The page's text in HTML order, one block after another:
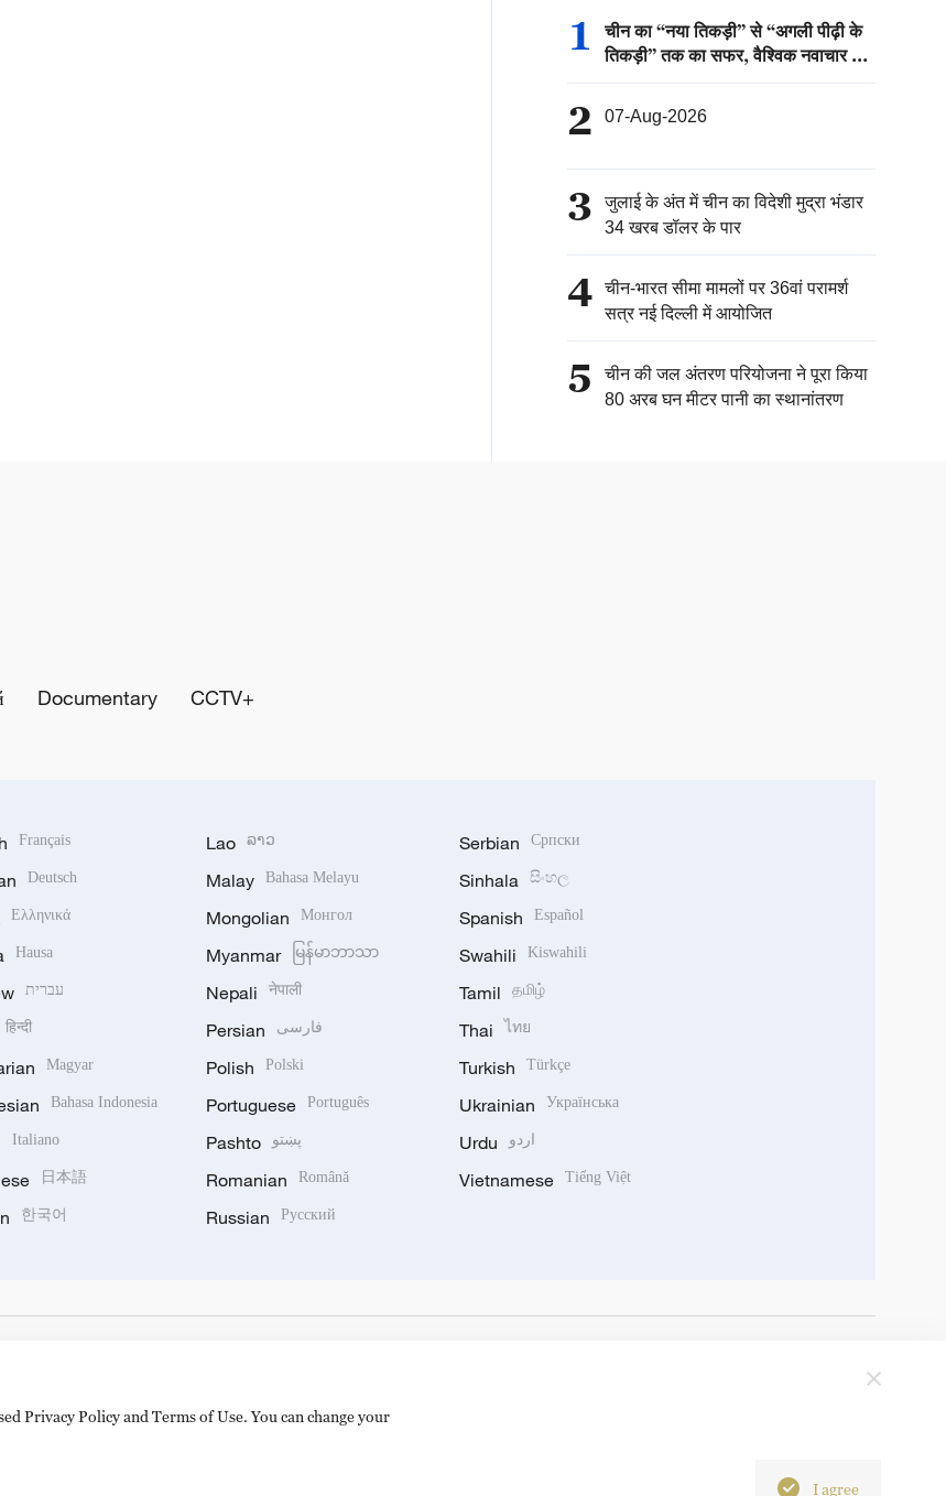
1
चीन का “नया तिकड़ी” से “अगली पीढ़ी के
तिकड़ी” तक का सफर, वैश्विक नवाचार की
नई कहानी
2 07-Aug-2026
3
जुलाई के अंत में चीन का विदेशी मुद्रा भंडार
34 खरब डॉलर के पार
4
चीन-भारत सीमा मामलों पर 36वां परामर्श
सत्र नई दिल्ली में आयोजित
5
चीन की जल अंतरण परियोजना ने पूरा किया
80 अरब घन मीटर पानी का स्थानांतरण
Documentary CCTV+
Français
Deutsch
Ελληνικά
Hausa
עברית
हिन्दी
Magyar
Bahasa Indonesia
Italiano
日本語
한국어
Lao ລາວ
Malay Bahasa Melayu
Mongolian Монгол
Myanmar မြန်မာဘာသာ
Nepali नेपाली
Persian فارسی
Polish Polski
Portuguese Português
Pashto پښتو
Romanian Română
Russian Русский
Serbian Српски
Sinhala සිංහල
Spanish Español
Swahili Kiswahili
Tamil தமிழ்
Thai ไทย
Turkish Türkçe
Ukrainian Українська
Urdu اردو
Vietnamese Tiếng Việt
Privacy Policy and Terms of Use. You can change your
I agree